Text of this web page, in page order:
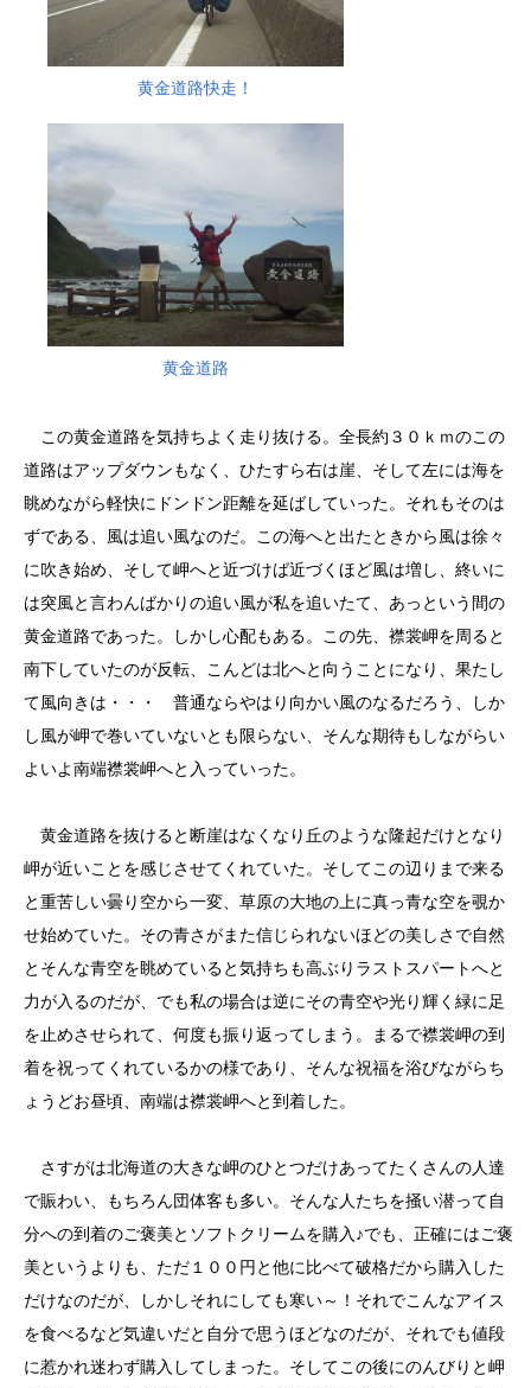
黄金道路快走！
黄金道路
この黄金道路を気持ちよく走り抜ける。全長約３０ｋｍのこの
道路はアップダウンもなく、ひたすら右は崖、そして左には海を
眺めながら軽快にドンドン距離を延ばしていった。それもそのは
ずである、風は追い風なのだ。この海へと出たときから風は徐々
に吹き始め、そして岬へと近づけば近づくほど風は増し、終いに
は突風と言わんばかりの追い風が私を追いたて、あっという間の
黄金道路であった。しかし心配もある。この先、襟裳岬を周ると
南下していたのが反転、こんどは北へと向うことになり、果たし
て風向きは・・・ 普通ならやはり向かい風のなるだろう、しか
し風が岬で巻いていないとも限らない、そんな期待もしながらい
よいよ南端襟裳岬へと入っていった。
黄金道路を抜けると断崖はなくなり丘のような隆起だけとなり
岬が近いことを感じさせてくれていた。そしてこの辺りまで来る
と重苦しい曇り空から一変、草原の大地の上に真っ青な空を覗か
せ始めていた。その青さがまた信じられないほどの美しさで自然
とそんな青空を眺めていると気持ちも高ぶりラストスパートへと
力が入るのだが、でも私の場合は逆にその青空や光り輝く緑に足
を止めさせられて、何度も振り返ってしまう。まるで襟裳岬の到
着を祝ってくれているかの様であり、そんな祝福を浴びながらち
ょうどお昼頃、南端は襟裳岬へと到着した。
さすがは北海道の大きな岬のひとつだけあってたくさんの人達
で賑わい、もちろん団体客も多い。そんな人たちを掻い潜って自
分への到着のご褒美とソフトクリームを購入♪でも、正確にはご褒
美というよりも、ただ１００円と他に比べて破格だから購入した
だけなのだが、しかしそれにしても寒い～！それでこんなアイス
を食べるなど気違いだと自分で思うほどなのだが、それでも値段
に惹かれ迷わず購入してしまった。そしてこの後にのんびりと岬